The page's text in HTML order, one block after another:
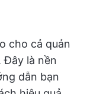
cho cả quản
Đây là nền
dẫn bạn